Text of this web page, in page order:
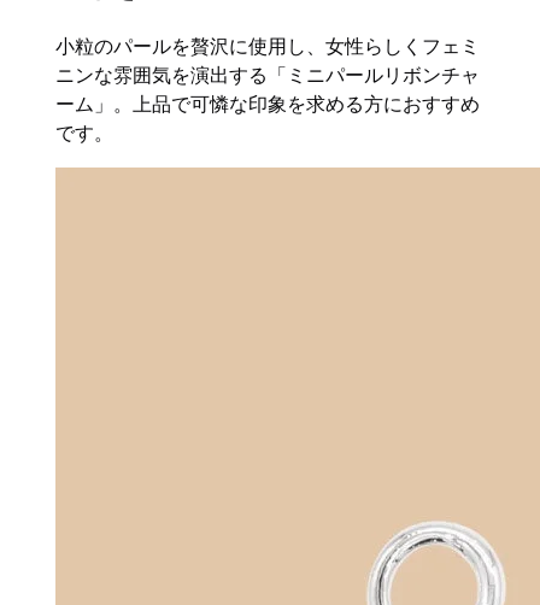
小粒のパールを贅沢に使用し、女性らしくフェミ
ニンな雰囲気を演出する「ミニパールリボンチャ
ーム」。上品で可憐な印象を求める方におすすめ
です。